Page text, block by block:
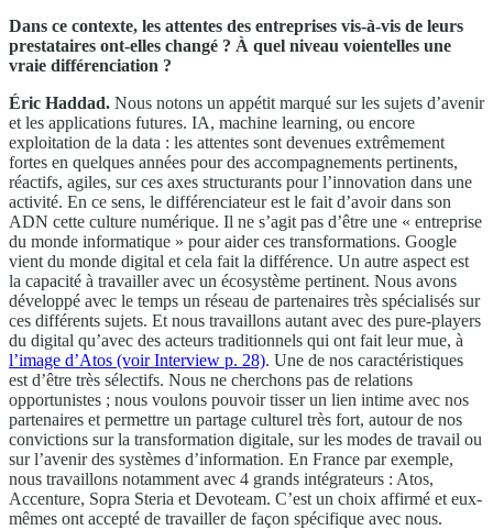
Dans ce contexte, les attentes des entreprises vis-à-vis de leurs
prestataires ont-elles changé ? À quel niveau voientelles une
vraie différenciation ?
Éric Haddad. Nous notons un appétit marqué sur les sujets d’avenir
et les applications futures. IA, machine learning, ou encore
exploitation de la data : les attentes sont devenues extrêmement
fortes en quelques années pour des accompagnements pertinents,
réactifs, agiles, sur ces axes structurants pour l’innovation dans une
activité. En ce sens, le différenciateur est le fait d’avoir dans son
ADN cette culture numérique. Il ne s’agit pas d’être une « entreprise
du monde informatique » pour aider ces transformations. Google
vient du monde digital et cela fait la différence. Un autre aspect est
la capacité à travailler avec un écosystème pertinent. Nous avons
développé avec le temps un réseau de partenaires très spécialisés sur
ces différents sujets. Et nous travaillons autant avec des pure-players
du digital qu’avec des acteurs traditionnels qui ont fait leur mue, à
l’image d’Atos (voir Interview p. 28). Une de nos caractéristiques
est d’être très sélectifs. Nous ne cherchons pas de relations
opportunistes ; nous voulons pouvoir tisser un lien intime avec nos
partenaires et permettre un partage culturel très fort, autour de nos
convictions sur la transformation digitale, sur les modes de travail ou
sur l’avenir des systèmes d’information. En France par exemple,
nous travaillons notamment avec 4 grands intégrateurs : Atos,
Accenture, Sopra Steria et Devoteam. C’est un choix affirmé et eux-
mêmes ont accepté de travailler de façon spécifique avec nous.